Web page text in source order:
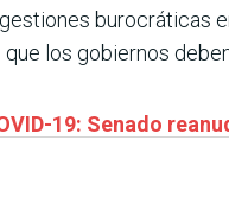
burocráticas
que los gobiernos
19: Senado